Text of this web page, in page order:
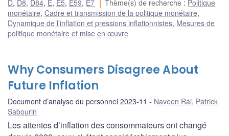
D, D8, D84, E, E5, E59, E7 Thème(s) de recherche : Politique
monétaire, Cadre et transmission de la politique monétaire,
Dynamique de l’inflation et pressions inflationnistes, Mesures de
politique monétaire et mise en œuvre
Why Consumers Disagree About
Future Inflation
Document d’analyse du personnel 2023-11 Naveen Rai, Patrick
Sabourin
Les attentes d’inflation des consommateurs ont changé